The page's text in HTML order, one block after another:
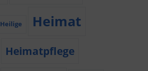
Heilige Heimat
Heimatpflege